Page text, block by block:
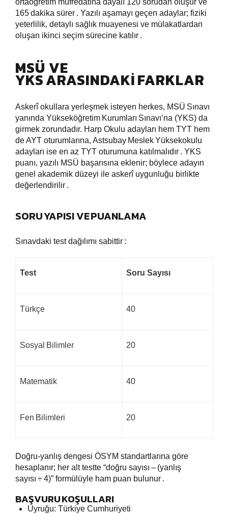
165dakika sürer . Yazılı aşamayı geçen adaylar; fiziki
yeterlilik, detaylı sağlık muayenesi ve mülakatlardan
oluşan ikinci seçim sürecine katılır .
MSÜ VE
YKS ARASINDAKI FARKLAR
Askerî okullara yerleşmek isteyen herkes, MSÜ Sınavı
yanında Yükseköğretim Kurumları Sınavı’na (YKS) da
girmek zorundadır. Harp Okulu adayları hem TYT hem
de AYT oturumlarına, Astsubay MeslekYüksekokulu
adayları ise en az TYT oturumuna katılmalıdır . YKS
puanı, yazılı MSÜ başarısına eklenir; böylece adayın
genel akademik düzeyi ile askerî uygunluğu birlikte
değerlendirilir .
SORU YAPISI VE PUANLAMA
Sınavdaki test dağılımı sabittir :
Test Soru Sayısı
Türkçe 40
Sosyal Bilimler 20
Matematik 40
Fen Bilimleri 20
Doğru‑yanlış dengesi ÖSYM standartlarına göre
hesaplanır; her alt testte “doğru sayısı – (yanlış
sayısı ÷4)” formülüyle ham puan bulunur .
BAŞVURU KOŞULLARI
Uyruğu: Türkiye Cumhuriyeti